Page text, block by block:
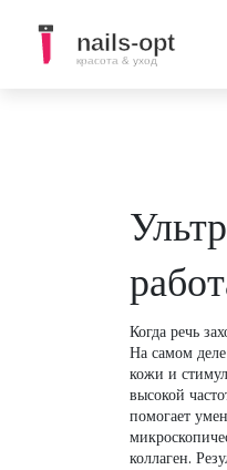
Когда речь
На самом
кожи и
высокой
помогает
коллаген.